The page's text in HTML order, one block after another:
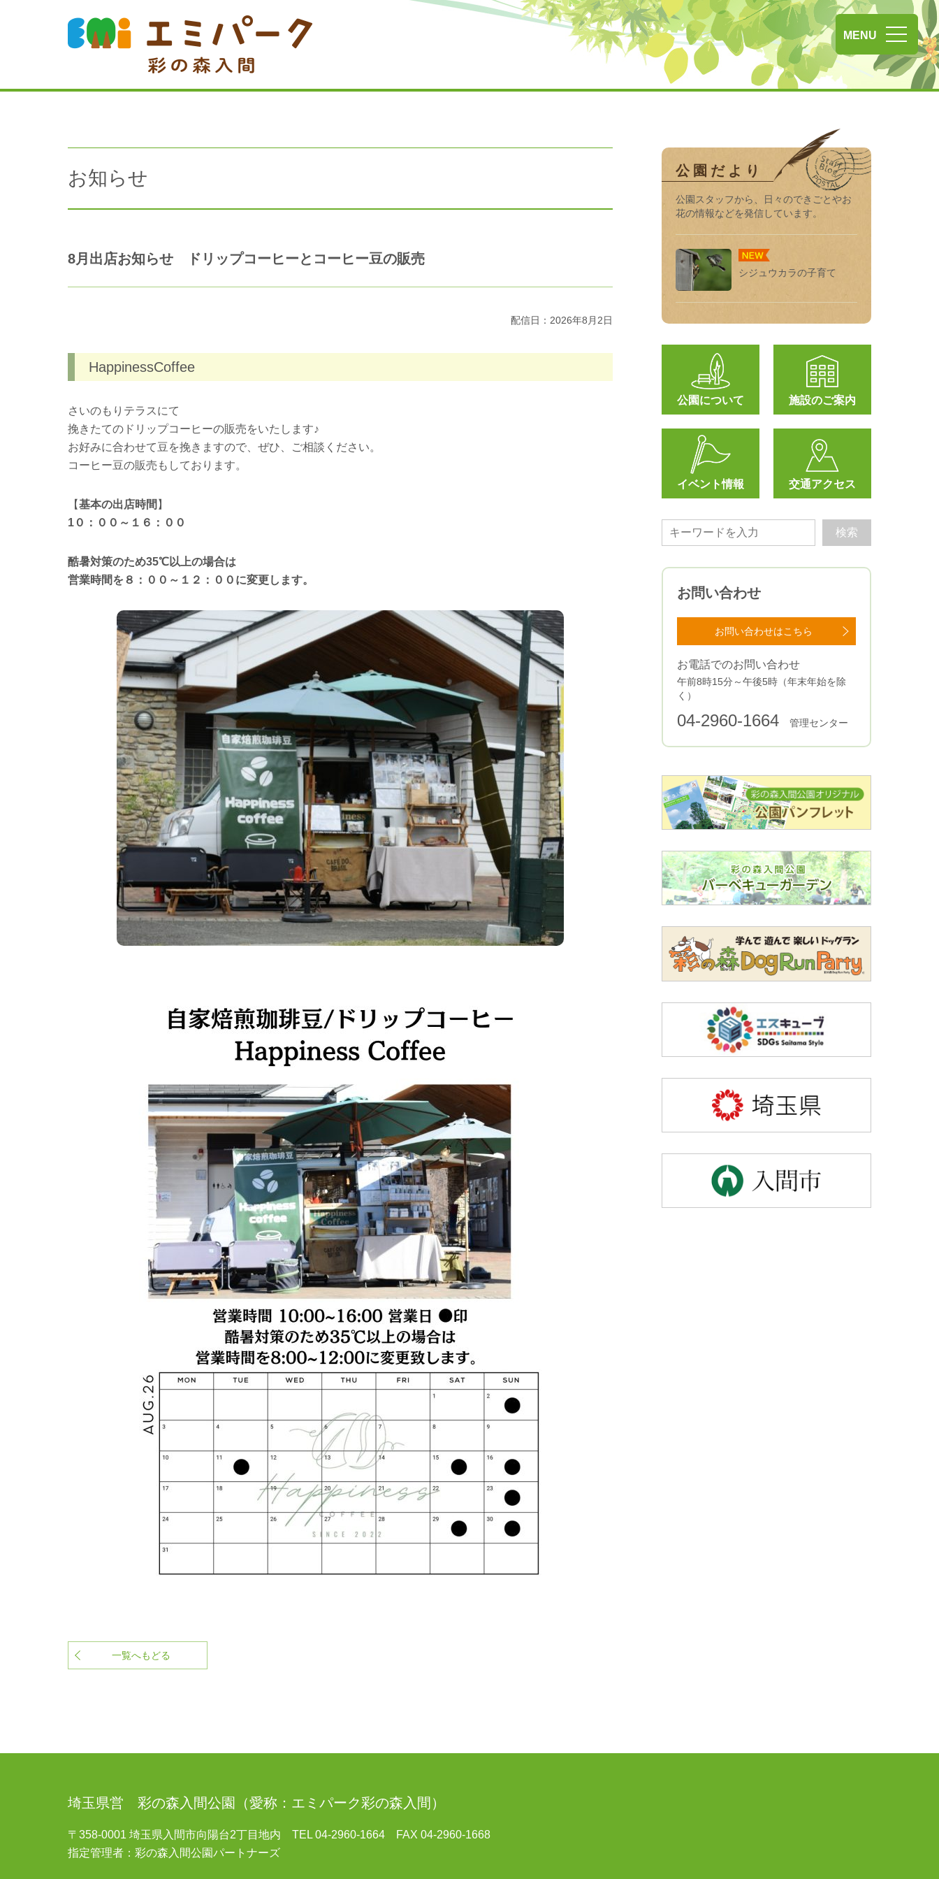
彩の森入間公園
MENU
お知らせ
8月出店お知らせ ドリップコーヒーとコーヒー豆の販売
配信日：2026年8月2日
HappinessCoffee
さいのもりテラスにて
挽きたてのドリップコーヒーの販売をいたします♪
お好みに合わせて豆を挽きますので、ぜひ、ご相談ください。
コーヒー豆の販売もしております。
【基本の出店時間 】
1０：００～１６：００
酷暑対策のため35℃以上の場合は
営業時間を８：００～１２：００に変更します。
一覧へもどる
公園だより
公園スタッフから、日々のできごとやお
花の情報などを発信しています。
シジュウカラの子育て
公園について 施設のご案内
イベント情報 交通アクセス
お問い合わせ
お問い合わせはこちら
お電話でのお問い合わせ
午前8時15分～午後5時（年末年始を除
く）
04-2960-1664 管理センター
埼玉県営 彩の森入間公園 （愛称：エミパーク彩の森入間）
〒358-0001 埼玉県入間市向陽台2丁目地内 TEL 04-2960-1664 FAX 04-2960-1668
指定管理者：彩の森入間公園パートナーズ